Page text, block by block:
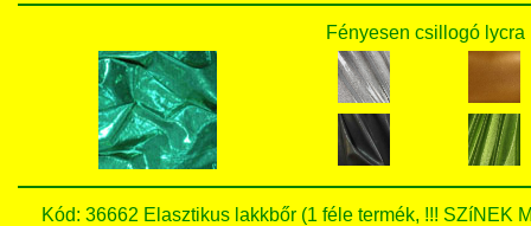
Fényesen csillogó lycra
Kód: 36662 Elasztikus lakkbőr (1 féle termék, !!! SZíNEK